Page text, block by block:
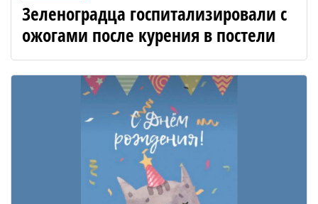
Зеленоградца госпитализировали с
ожогами после курения в постели